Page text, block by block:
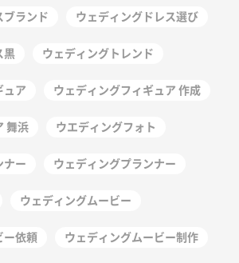
ブランド ウェディングドレス選び
黒 ウェディングトレンド
ュア ウェディングフィギュア 作成
舞浜 ウエディングフォト
ナー ウェディングプランナー
ウェディングムービー
ー依頼 ウェディングムービー制作